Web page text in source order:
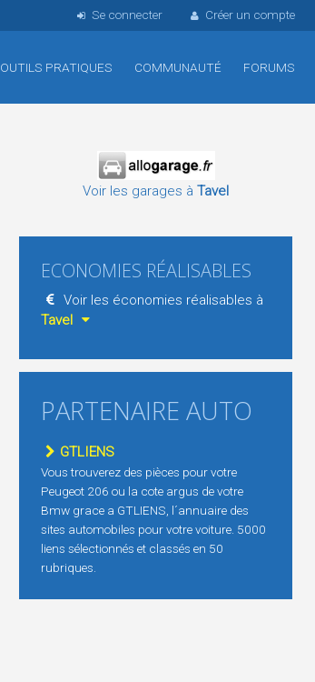
Se connecter Créer un compte
OUTILS PRATIQUES COMMUNAUTÉ FORUMS
Voir les garages à Tavel
ECONOMIES RÉALISABLES
Voir les économies réalisables à
Tavel
PARTENAIRE AUTO
GTLIENS
Vous trouverez des pièces pour votre
Peugeot 206 ou la cote argus de votre
Bmw grace a GTLIENS, l´annuaire des
sites automobiles pour votre voiture. 5000
liens sélectionnés et classés en 50
rubriques.